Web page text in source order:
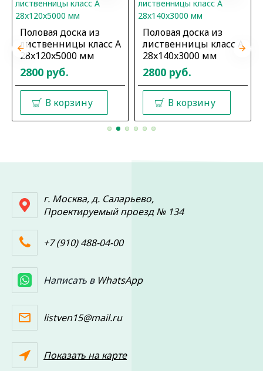
Половая доска из
лиственницы класс А
28x120x5000 мм
2800 руб.
В корзину
Половая доска из
лиственницы класс А
28x140x3000 мм
2800 руб.
В корзину
г. Москва, д. Саларьево,
Проектируемый проезд № 134
+7 (910) 488-04-00
Написать в WhatsApp
listven15@mail.ru
Показать на карте